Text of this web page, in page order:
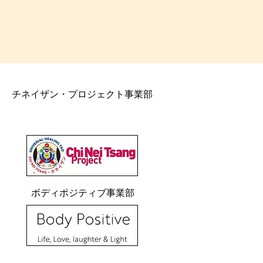
チネイザン・プロジェクト事業部
ボディポジティブ事業部